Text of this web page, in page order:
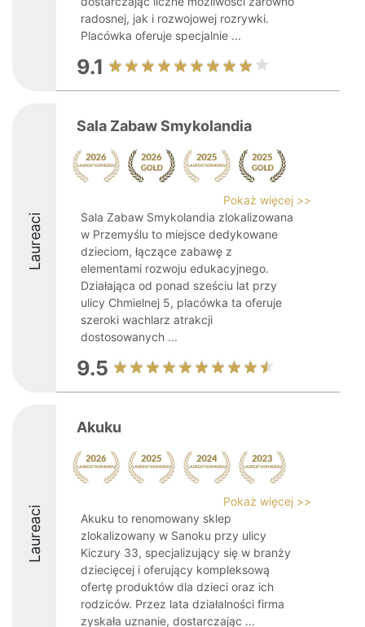
radosnej, jak i rozwojowej rozrywki.
Placówka oferuje specjalnie ...
9.1
Laureaci
Sala Zabaw Smykolandia
Pokaż więcej >>
Sala Zabaw Smykolandia zlokalizowana
w Przemyślu to miejsce dedykowane
dzieciom, łączące zabawę z
elementami rozwoju edukacyjnego.
Działająca od ponad sześciu lat przy
ulicy Chmielnej 5, placówka ta oferuje
szeroki wachlarz atrakcji
dostosowanych ...
9.5
Laureaci
Akuku
Pokaż więcej >>
Akuku to renomowany sklep
zlokalizowany w Sanoku przy ulicy
Kiczury 33, specjalizujący się w branży
dziecięcej i oferujący kompleksową
ofertę produktów dla dzieci oraz ich
rodziców. Przez lata działalności firma
zyskała uznanie, dostarczając ...